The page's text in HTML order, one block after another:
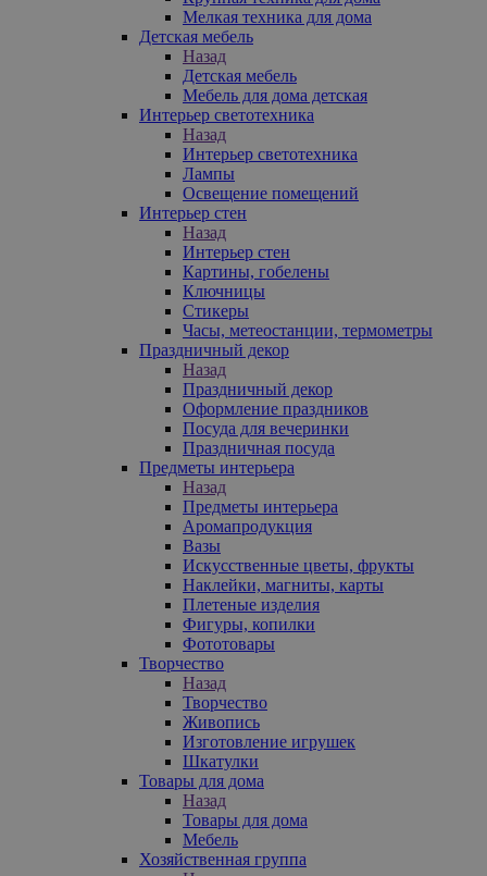
Мелкая техника для дома
Детская мебель
Назад
Детская мебель
Мебель для дома детская
Интерьер светотехника
Назад
Интерьер светотехника
Лампы
Освещение помещений
Интерьер стен
Назад
Интерьер стен
Картины, гобелены
Ключницы
Стикеры
Часы, метеостанции, термометры
Праздничный декор
Назад
Праздничный декор
Оформление праздников
Посуда для вечеринки
Праздничная посуда
Предметы интерьера
Назад
Предметы интерьера
Аромапродукция
Вазы
Искусственные цветы, фрукты
Наклейки, магниты, карты
Плетеные изделия
Фигуры, копилки
Фототовары
Творчество
Назад
Творчество
Живопись
Изготовление игрушек
Шкатулки
Товары для дома
Назад
Товары для дома
Мебель
Хозяйственная группа